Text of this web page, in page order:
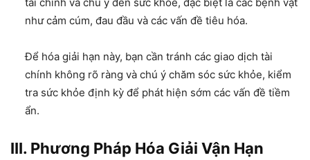
như cảm cúm, đau đầu và các vấn đề tiêu hóa.
Để hóa giải hạn này, bạn cần tránh các giao dịch tài
chính không rõ ràng và chú ý chăm sóc sức khỏe, kiểm
tra sức khỏe định kỳ để phát hiện sớm các vấn đề tiềm
ẩn.
III. Phương Pháp Hóa Giải Vận Hạn